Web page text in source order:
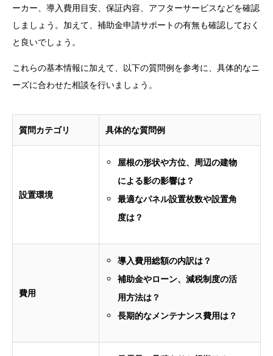
ーカー、導入費用目安、保証内容、アフターサービスなどを確認
しましょう。加えて、補助金申請サポートの有無も確認しておく
と良いでしょう。
これらの基本情報に加えて、以下の質問例を参考に、具体的なニ
ーズに合わせた相談を行いましょう。
質問カテゴリ 具体的な質問例
設置環境
屋根の形状や方位、周辺の建物
による影の影響は？
最適なパネル設置枚数や設置角
度は？
費用
導入費用総額の内訳は？
補助金やローン、減税制度の活
用方法は？
長期的なメンテナンス費用は？